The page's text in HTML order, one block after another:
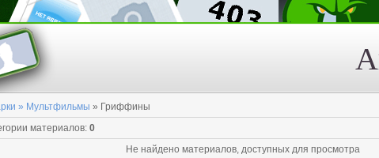
» Мультфильмы » Гриффины
материалов: 0
Не найдено материалов, доступных для просмотра